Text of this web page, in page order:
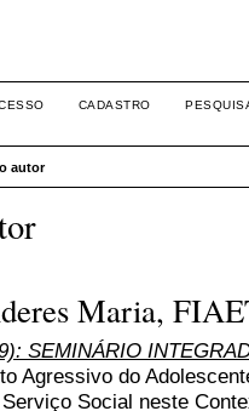
CADASTRO
autor
Maria,
SEMINÁRIO
Agressivo do
Social neste